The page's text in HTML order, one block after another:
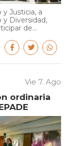
Justicia, a
y Diversidad,
de...
Vie 7. Ago
ordinaria